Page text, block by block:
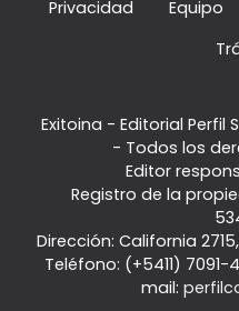
Privacidad
Equipo
Exitoina - Editorial Perfil
- Todos los
Editor
Registro de la
Dirección: California 2715,
Teléfono: (+5411) 7091-
mail: